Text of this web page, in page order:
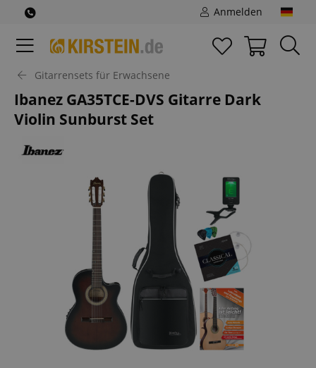
Anmelden
Gitarrensets für Erwachsene
Ibanez GA35TCE-DVS Gitarre Dark
Violin Sunburst Set